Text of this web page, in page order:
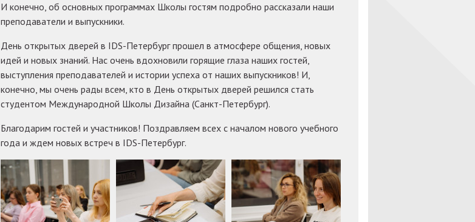
И конечно, об основных программах Школы гостям подробно рассказали наши
преподаватели и выпускники.
День открытых дверей в IDS-Петербург прошел в атмосфере общения, новых
идей и новых знаний. Нас очень вдохновили горящие глаза наших гостей,
выступления преподавателей и истории успеха от наших выпускников! И,
конечно, мы очень рады всем, кто в День открытых дверей решился стать
студентом Международной Школы Дизайна (Санкт-Петербург).
Благодарим гостей и участников! Поздравляем всех с началом нового учебного
года и ждем новых встреч в IDS-Петербург.